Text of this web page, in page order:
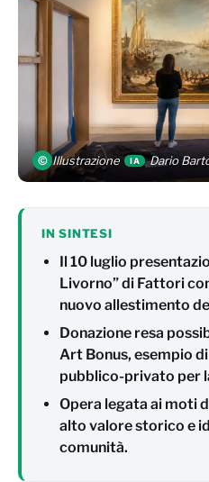
© Illustrazione IA Dario
IN SINTESI
Il 10 luglio
Livorno” di Fattori
nuovo allestimento
Donazione resa
Art Bonus, esempio
pubblico-privato per
Opera legata ai moti
alto valore storico e
comunità.